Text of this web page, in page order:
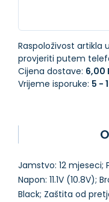
Raspoloživost artikla
provjeriti putem
Cijena dostave: 6,00
Vrijeme isporuke: 5 -
Jamstvo: 12 mjeseci;
Napon: 11.1V (10.8V);
Black; Zaštita od